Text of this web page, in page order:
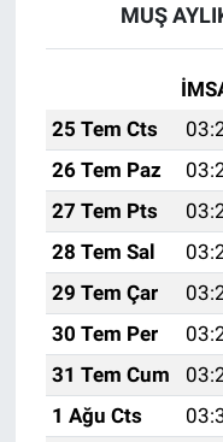
MUŞ
25 Tem Cts
26 Tem Paz
27 Tem Pts
28 Tem Sal
29 Tem Çar
30 Tem Per
31 Tem Cum
1 Ağu Cts